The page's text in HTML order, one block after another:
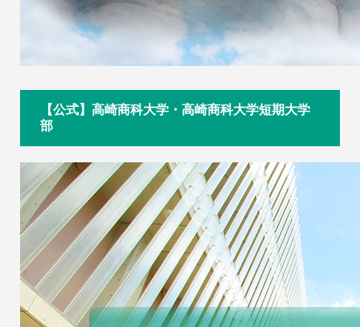
【公式】高崎商科大学・高崎商科大学短期大学
部